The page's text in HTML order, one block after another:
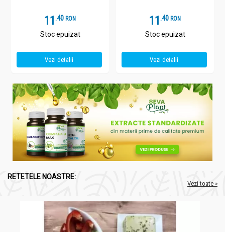
11 .4 RON
Stoc epuizat
Vezi detalii
11 .4 RON
Stoc epuizat
Vezi detalii
RETETELE NOASTRE:
Vezi toate »